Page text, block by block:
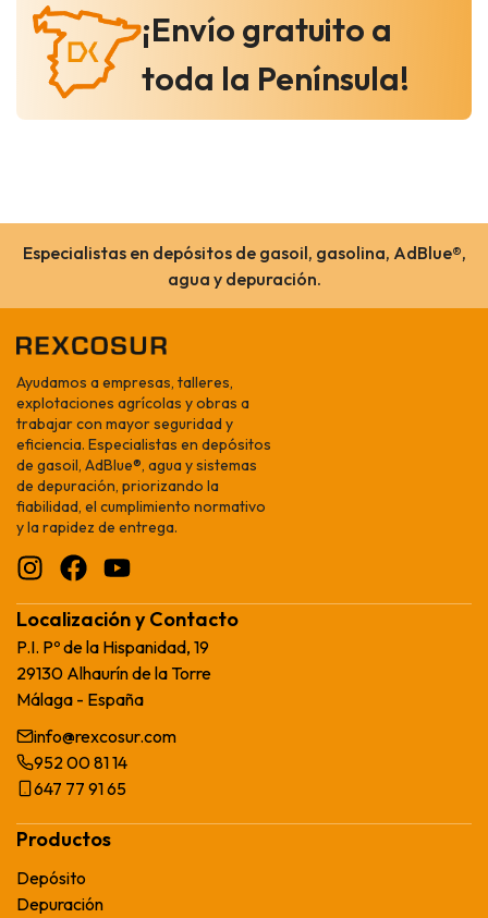
¡Envío gratuito a
toda la Península!
Especialistas en depósitos de gasoil, gasolina, AdBlue®,
agua y depuración.
Ayudamos a empresas, talleres,
explotaciones agrícolas y obras a
trabajar con mayor seguridad y
eficiencia. Especialistas en depósitos
de gasoil, AdBlue®, agua y sistemas
de depuración, priorizando la
fiabilidad, el cumplimiento normativo
y la rapidez de entrega.
Localización y Contacto
P.I. Pº de la Hispanidad, 19
29130 Alhaurín de la Torre
Málaga - España
info@rexcosur.com
952 00 81 14
647 77 91 65
Productos
Depósito
Depuración